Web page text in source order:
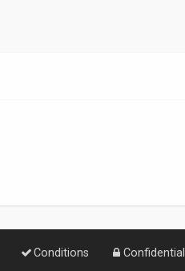
Conditions